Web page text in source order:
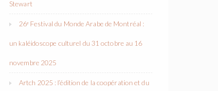
Stewart
26ᵉ Festival du Monde Arabe de Montréal :
un kaléidoscope culturel du 31 octobre au 16
novembre 2025
Artch 2025 : l’édition de la coopération et du